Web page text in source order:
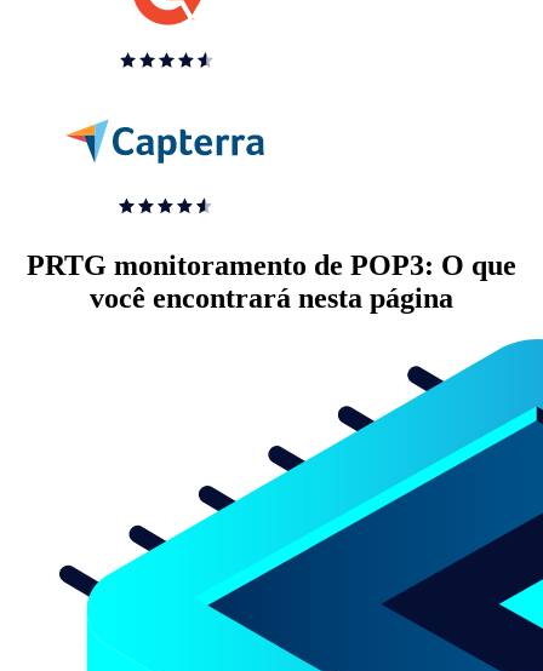
PRTG monitoramento de POP3: O que
você encontrará nesta página